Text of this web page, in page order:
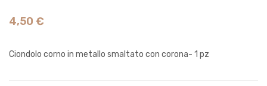
4,50 €
Ciondolo corno in metallo smaltato con corona- 1 pz